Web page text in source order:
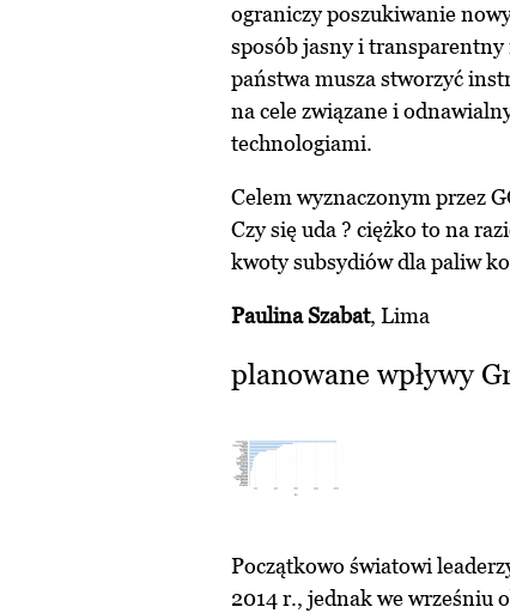
ograniczy poszukiwanie
sposób jasny i
państwa musza stworzyć
na cele związane i
technologiami.
Celem wyznaczonym przez
Czy się uda ? ciężko to na
kwoty subsydiów dla paliw
Paulina Szabat, Lima
planowane wpływy
Początkowo światowi
2014 r., jednak we wrześniu